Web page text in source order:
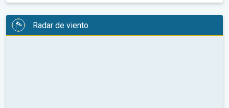
Radar de viento